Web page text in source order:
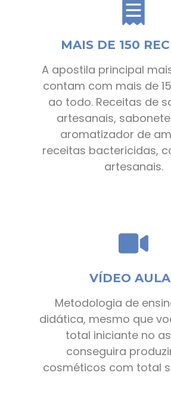
MAIS DE 150
A apostila principal
contam com mais de
ao todo. Receitas de
artesanais,
aromatizador de
receitas bactericidas,
artesanais.
VÍDEO
Metodologia de
didática, mesmo que
total iniciante no
conseguira
cosméticos com total